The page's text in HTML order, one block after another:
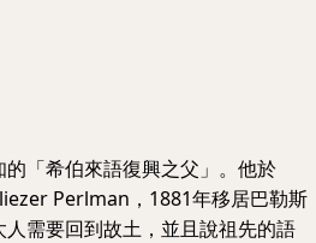
「希伯來語復興之父」。他於
Perlman，1881年移居巴勒斯
需要回到故土，並且說祖先的語